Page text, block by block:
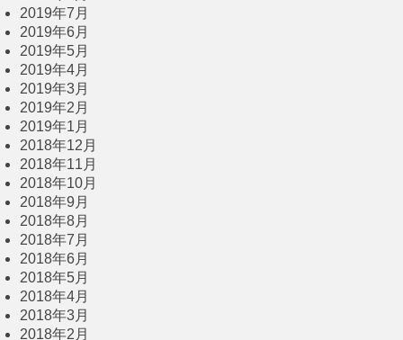
2019年7月
2019年6月
2019年5月
2019年4月
2019年3月
2019年2月
2019年1月
2018年12月
2018年11月
2018年10月
2018年9月
2018年8月
2018年7月
2018年6月
2018年5月
2018年4月
2018年3月
2018年2月